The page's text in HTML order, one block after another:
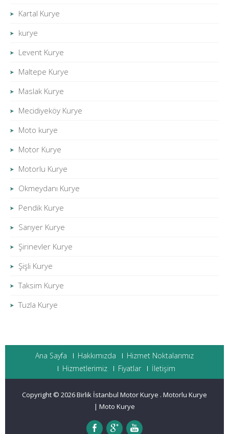
Kartal Kurye
kurye
Levent Kurye
Maltepe Kurye
Maslak Kurye
Mecidiyeköy Kurye
Moto kurye
Motor Kurye
Motorlu Kurye
Okmeydanı Kurye
Pendik Kurye
Sarıyer Kurye
Şirinevler Kurye
Şişli Kurye
Taksim Kurye
Tuzla Kurye
Ana Sayfa Hakkımızda
Hizmet Noktalarımız
Hizmetlerimiz
Fiyatlar İletişim
Copyright © 2026Birlik İstanbul Motor Kurye . Motorlu Kurye
| Moto Kurye